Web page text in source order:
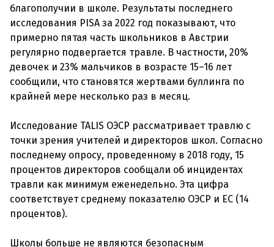
благополучии в школе. Результаты последнего
исследования PISA за 2022 год показывают, что
примерно пятая часть школьников в Австрии
регулярно подвергается травле. В частности, 20%
девочек и 23% мальчиков в возрасте 15–16 лет
сообщили, что становятся жертвами буллинга по
крайней мере несколько раз в месяц.
Исследование TALIS ОЭСР рассматривает травлю с
точки зрения учителей и директоров школ. Согласно
последнему опросу, проведенному в 2018 году, 15
процентов директоров сообщали об инцидентах
травли как минимум еженедельно. Эта цифра
соответствует среднему показателю ОЭСР и ЕС (14
процентов).
Школы больше не являются безопасным